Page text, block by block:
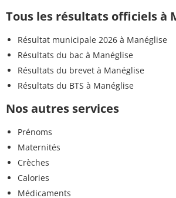
Tous les résultats officiels à
Résultat municipale 2026 à Manéglise
Résultats du bac à Manéglise
Résultats du brevet à Manéglise
Résultats du BTS à Manéglise
Nos autres services
Prénoms
Maternités
Crèches
Calories
Médicaments